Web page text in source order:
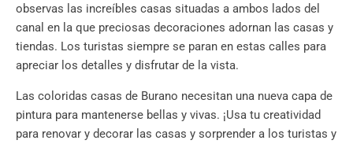
observas las increíbles casas situadas a ambos lados del
canal en la que preciosas decoraciones adornan las casas y
tiendas. Los turistas siempre se paran en estas calles para
apreciar los detalles y disfrutar de la vista.
Las coloridas casas de Burano necesitan una nueva capa de
pintura para mantenerse bellas y vivas. ¡Usa tu creatividad
para renovar y decorar las casas y sorprender a los turistas y